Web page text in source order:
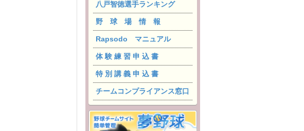
八戸智徳選手ランキング
野 球 場 情 報
Rapsodo マニュアル
体 験 練 習 申 込 書
特 別 講 義 申 込 書
チームコンプライアンス窓口